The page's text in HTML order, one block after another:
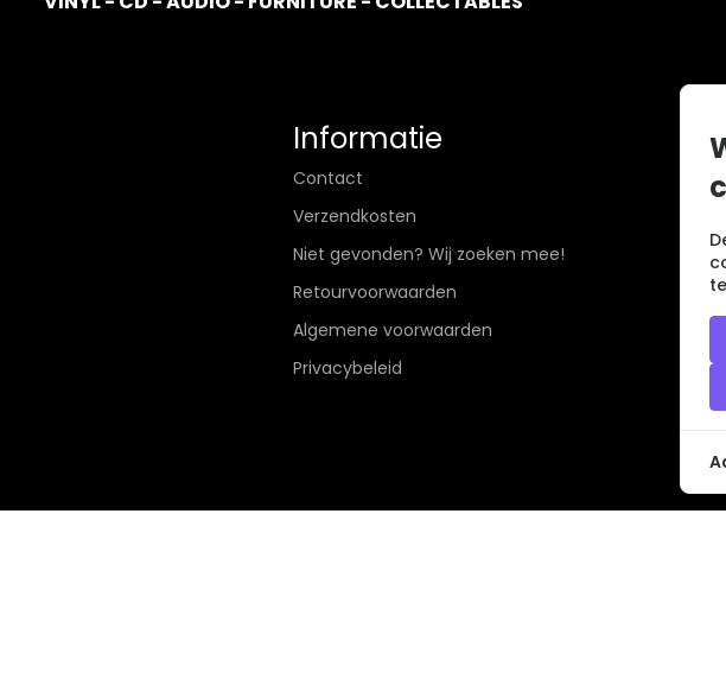
Informatie
Contact
Verzendkosten
Niet gevonden? Wij zoeken mee!
Retourvoorwaarden
Algemene voorwaarden
Privacybeleid